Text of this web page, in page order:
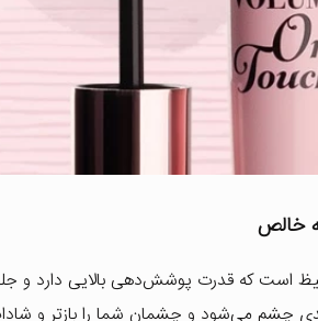
خالص
است که قدرت پوشش‌دهی بالایی دارد و
چشم می‌شود و چشمان شما را بازتر و